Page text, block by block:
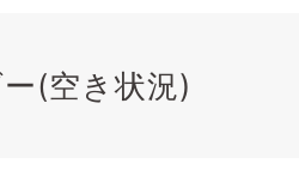
(空き状況)